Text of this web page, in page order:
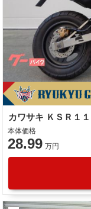
本体価格
28.99 万円